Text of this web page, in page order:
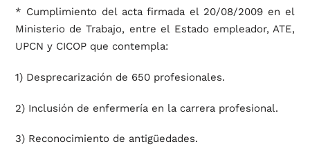
* Cumplimiento del acta firmada el 20/08/2009 en el
Ministerio de Trabajo, entre el Estado empleador, ATE,
UPCN y CICOP que contempla:
1) Desprecarización de 650 profesionales.
2) Inclusión de enfermería en la carrera profesional.
3) Reconocimiento de antigüedades.